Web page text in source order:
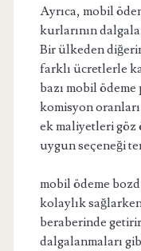
Ayrıca, mobil
kurlarının
Bir ülkeden
farklı ücretlerle
bazı mobil
komisyon
ek maliyetleri göz
uygun seçeneği
mobil ödeme
kolaylık
beraberinde
dalgalanmaları